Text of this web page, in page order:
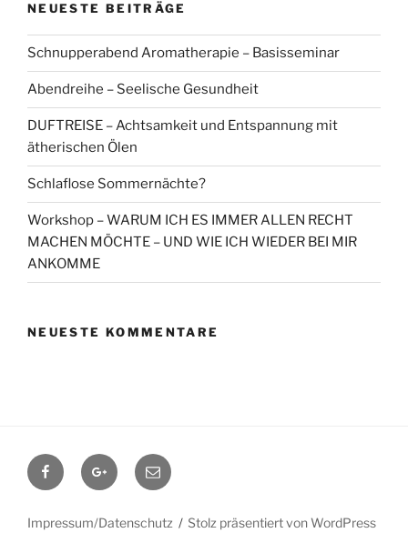
NEUESTE BEITRÄGE
Schnupperabend Aromatherapie – Basisseminar
Abendreihe – Seelische Gesundheit
DUFTREISE – Achtsamkeit und Entspannung mit
ätherischen Ölen
Schlaflose Sommernächte?
Workshop – WARUM ICH ES IMMER ALLEN RECHT
MACHEN MÖCHTE – UND WIE ICH WIEDER BEI MIR
ANKOMME
NEUESTE KOMMENTARE
FacebookGoogle+Contact
me
Impressum/Datenschutz Stolz präsentiert von WordPress